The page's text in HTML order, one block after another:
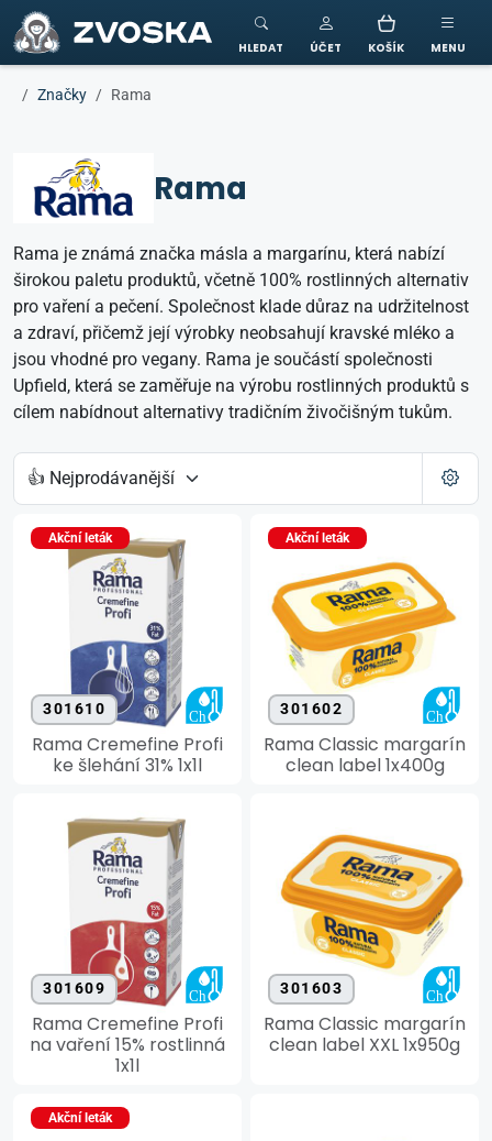
ZVOSKA
HLEDAT ÚČET KOŠÍK MENU
Značky Rama
Rama
Rama je známá značka másla a margarínu, která nabízí
širokou paletu produktů, včetně 100% rostlinných alternativ
pro vaření a pečení. Společnost klade důraz na udržitelnost
a zdraví, přičemž její výrobky neobsahují kravské mléko a
jsou vhodné pro vegany. Rama je součástí společnosti
Upfield, která se zaměřuje na výrobu rostlinných produktů s
cílem nabídnout alternativy tradičním živočišným tukům.
Akční leták
301610
Rama Cremefine Profi
ke šlehání 31% 1x1l
Akční leták
301602
Rama Classic margarín
clean label 1x400g
301609
Rama Cremefine Profi
na vaření 15% rostlinná
1x1l
301603
Rama Classic margarín
clean label XXL 1x950g
Akční leták